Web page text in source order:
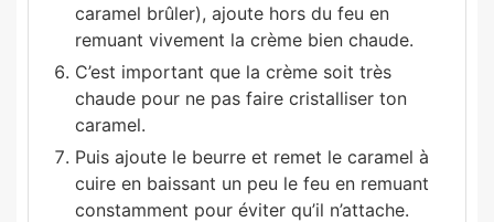
caramel brûler), ajoute hors du feu en
remuant vivement la crème bien chaude.
C’est important que la crème soit très
chaude pour ne pas faire cristalliser ton
caramel.
Puis ajoute le beurre et remet le caramel à
cuire en baissant un peu le feu en remuant
constamment pour éviter qu’il n’attache.